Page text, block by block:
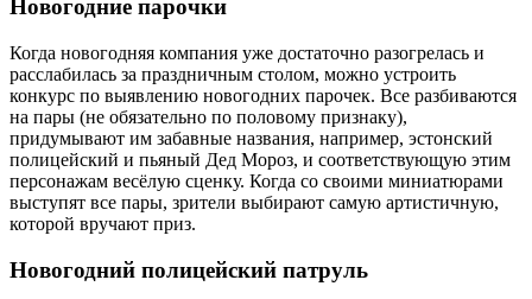
Новогодние парочки
Когда новогодняя компания уже достаточно разогрелась и
расслабилась за праздничным столом, можно устроить
конкурс по выявлению новогодних парочек. Все разбиваются
на пары (не обязательно по половому признаку),
придумывают им забавные названия, например, эстонский
полицейский и пьяный Дед Мороз, и соответствующую этим
персонажам весёлую сценку. Когда со своими миниатюрами
выступят все пары, зрители выбирают самую артистичную,
которой вручают приз.
Новогодний полицейский патруль